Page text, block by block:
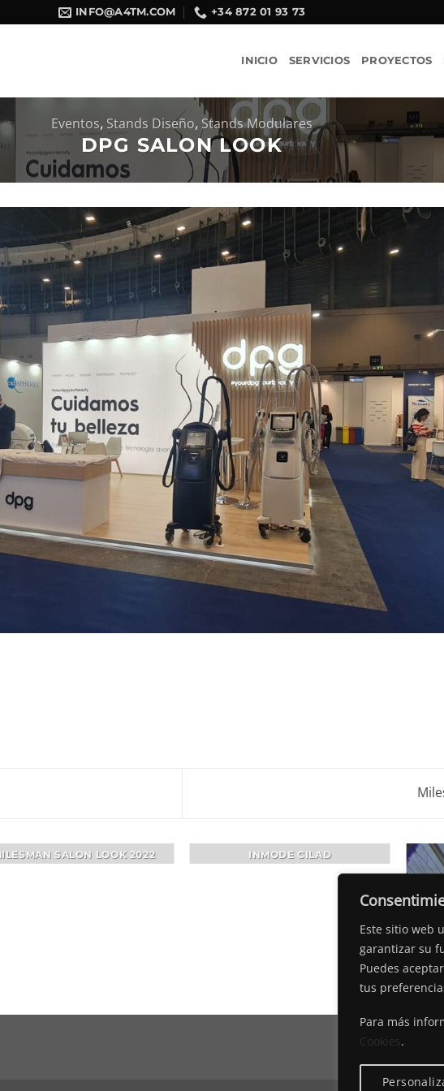
Este sitio web
garantizar su
Puedes
tus
Para más
Cookies.
INFO@A4TM.COM +34 872 01 93 73
INICIO SERVICIOS PROYECTOS
Eventos, Stands Diseño, Stands Modulares
DPG SALON LOOK
SALON LOOK 2022 INMODE CILAD